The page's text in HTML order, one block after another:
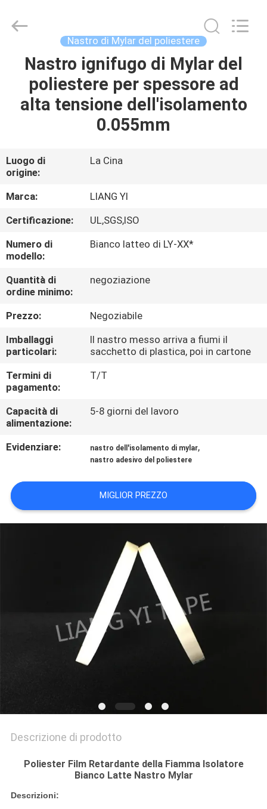
CASA
PRODOTTI
NOI
GIRO
DELLA
FABBRICA
CONTROLLO
DI
QUALITÀ
CONTATTICI
NOTIZIE
RICHIEDA
UNA
MAPPA
PRIVACY
Industry
Nastro di Mylar del poliestere
Nastro ignifugo di Mylar del
poliestere per spessore ad
alta tensione dell'isolamento
0.055mm
Luogo di
origine:
La Cina
Marca:
LIANG YI
Certificazione:
UL,SGS,ISO
Numero di
modello:
Bianco latteo di LY-XX*
Quantità di
ordine minimo:
negoziazione
Prezzo:
Negoziabile
Imballaggi
particolari:
Il nastro messo arriva a fiumi il
sacchetto di plastica, poi in cartone
Termini di
pagamento:
T/T
Capacità di
alimentazione:
5-8 giorni del lavoro
Evidenziare: nastro dell'isolamento di mylar,
nastro adesivo del poliestere
MIGLIOR PREZZO
Descrizione di prodotto
Poliester Film Retardante della Fiamma Isolatore
Bianco Latte Nastro Mylar
Descrizioni: